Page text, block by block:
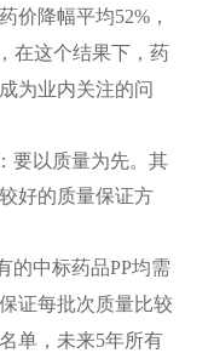
价降幅平均52% ，
在这个结果下，药
为业内关注的问
要以质量为先。其
好的质量保证方
的中标药品PP均需
证每批次质量比较
单，未来5年所有